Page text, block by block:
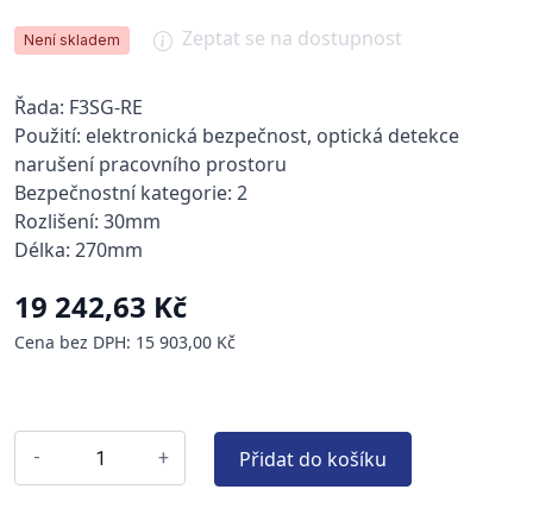
Není skladem Zeptat se na dostupnost
Řada: F3SG-RE
Použití: elektronická bezpečnost, optická detekce
narušení pracovního prostoru
Bezpečnostní kategorie: 2
Rozlišení: 30mm
Délka: 270mm
19 242,63 Kč
Cena bez DPH: 15 903,00 Kč
- + Přidat do košíku